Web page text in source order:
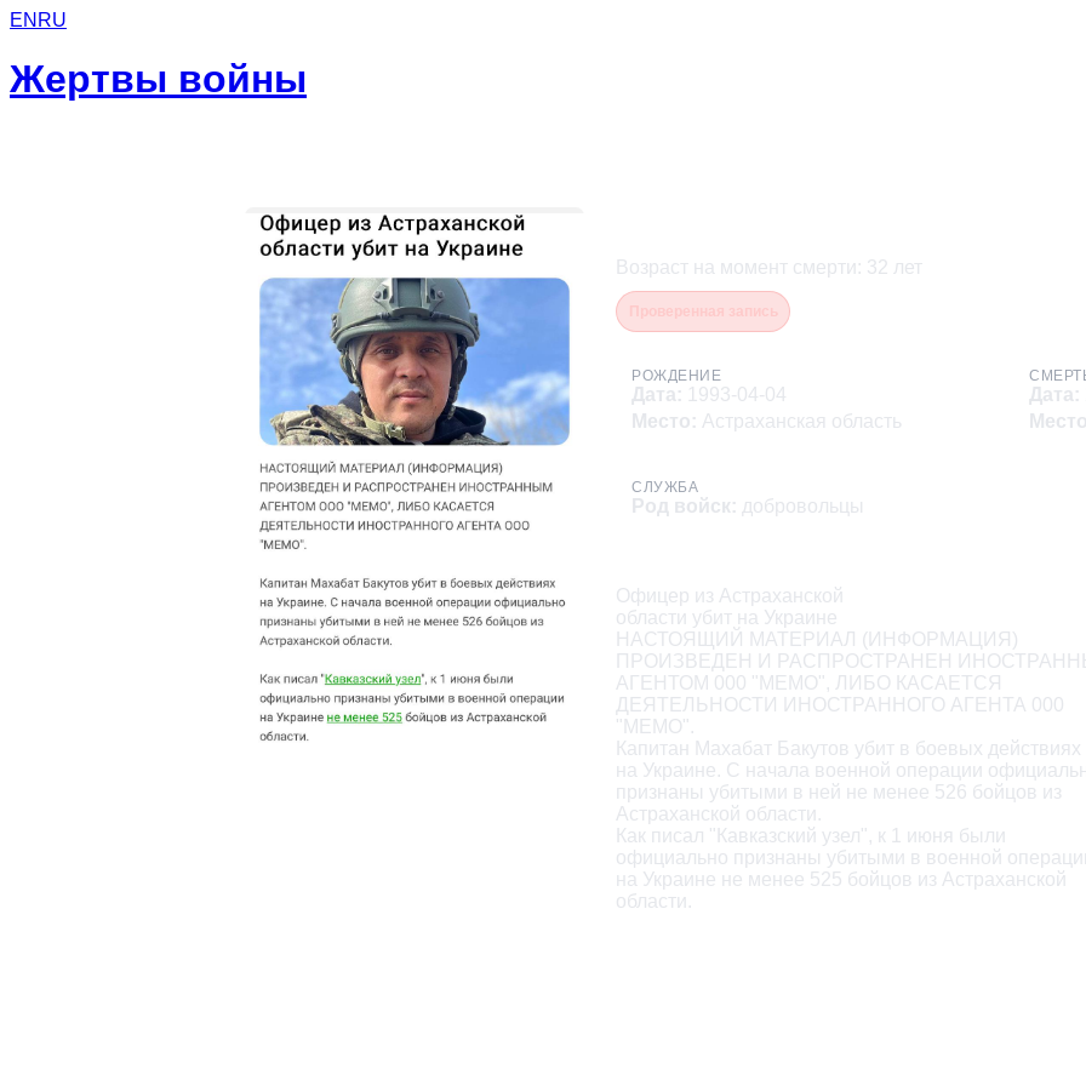
EN RU
Жертвы войны
Возраст на момент смерти : 32 лет
РОЖДЕНИЕ
Дата: 1993-04-04
Место: Астраханская область
Дата:
Место
СЛУЖБА
Род войск: добровольцы
Офицер из Астраханской
области убит на Украине
НАСТОЯЩИЙ МАТЕРИАЛ (ИНФОРМАЦИЯ)
ПРОИЗВЕДЕН И РАСПРОСТРАНЕН
АГЕНТОМ 000 "МЕМО", ЛИБО КАСАЕТСЯ
ДЕЯТЕЛЬНОСТИ ИНОСТРАННОГО АГЕНТА 000
"МЕМО".
Капитан Махабат Бакутов убит в боевых действиях
на Украине. С начала военной операции
признаны убитыми в ней не менее 526 бойцов из
Астраханской области.
Как писал "Кавказский узел", к 1 июня были
официально признаны убитыми в военной
на Украине не менее 525 бойцов из Астраханской
области.